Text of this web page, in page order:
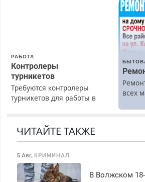
РАБОТА
Контролеры
турникетов
Требуются контролеры
турникетов для работы в
Прием по ТК РФ. График
З/п – до 96000 рублей до
вычета налогов.
Ежемесячно
всех
ЧИТАЙТЕ ТАКЖЕ
5 Авг, КРИМИНАЛ
В Волжском